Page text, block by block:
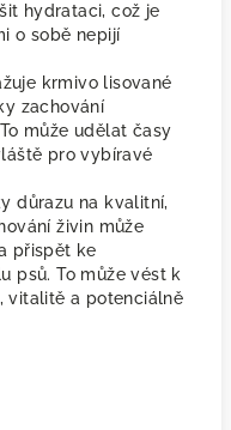
hydrataci, což je
o sobě nepijí
krmivo lisované
zachování
může udělat časy
pro vybíravé
důrazu na kvalitní,
živin může
přispět ke
psů. To může vést k
vitalitě a potenciálně